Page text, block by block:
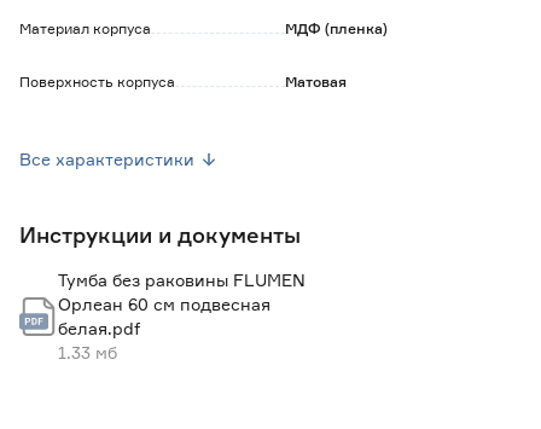
Материал корпуса МДФ (пленка)
Поверхность корпуса Матовая
Наличие умывальника Нет
Ширина (см)
Высота (см)
Все характеристики
Инструкции и документы
Тумба без раковины FLUMEN
Орлеан 60 см подвесная
белая.pdf
1.33 мб